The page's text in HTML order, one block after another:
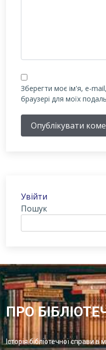
Зберегти моє ім'я, e-
браузері для моїх
Опублікувати
Увійти
Пошук
ПРО
Історія бібліотечної справи в